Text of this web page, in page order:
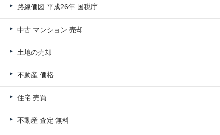
路線価図 平成26年 国税庁
中古 マンション 売却
土地の売却
不動産 価格
住宅 売買
不動産 査定 無料